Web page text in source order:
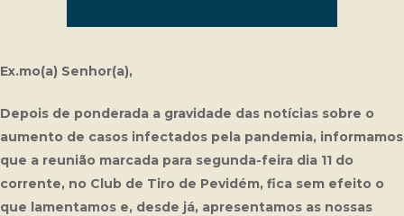
Ex.mo(a) Senhor(a),
Depois de ponderada a gravidade das notícias sobre o
aumento de casos infectados pela pandemia, informamos
que a reunião marcada para segunda-feira dia 11 do
corrente, no Club de Tiro de Pevidém, fica sem efeito o
que lamentamos e, desde já, apresentamos as nossas